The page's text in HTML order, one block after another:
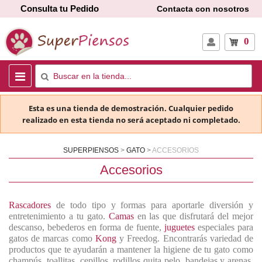
Consulta tu Pedido Contacta con nosotros
0
Esta es una tienda de demostración. Cualquier pedido
realizado en esta tienda no será aceptado ni completado.
SUPERPIENSOS GATO ACCESORIOS
Accesorios
Rascadores de todo tipo y formas para aportarle diversión y
entretenimiento a tu gato. Camasen las que disfrutará del mejor
descanso, bebederos en forma de fuente, juguetesespeciales para
gatos de marcas como Kongy Freedog. Encontrarás variedad de
productos que te ayudarán a mantener la higiene de tu gato como